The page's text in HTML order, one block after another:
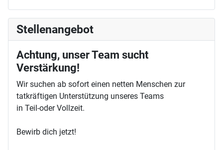
Stellenangebot
Achtung, unser Team sucht
Verstärkung!
Wir suchen ab sofort einen netten Menschen zur
tatkräftigen Unterstützung unseres Teams
in Teil-oder Vollzeit.
Bewirb dich jetzt!